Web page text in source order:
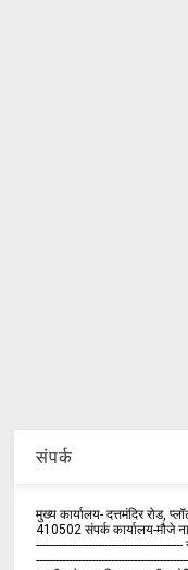
संपर्क
मुख्य कार्यालय- दत्तमंदिर रोड,
410502 संपर्क कार्य‍ालय-मौजे